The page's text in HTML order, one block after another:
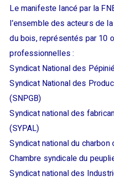
Le manifeste lancé par la
l’ensemble des acteurs de
du bois, représentés par 10
professionnelles :
Syndicat National des
Syndicat National des
(SNPGB)
Syndicat national des
(SYPAL)
Syndicat national du charbon
Chambre syndicale du
Syndicat national des